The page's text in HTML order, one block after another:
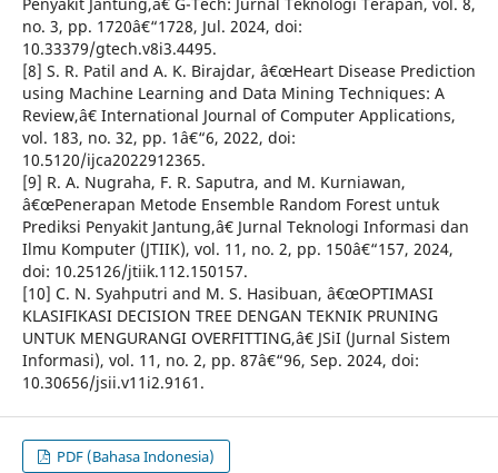
no. 3, pp. 1720â€“1728, Jul. 2024, doi:
10.33379/gtech.v8i3.4495.
[8] S. R. Patil and A. K. Birajdar, â€œHeart Disease Prediction
using Machine Learning and Data Mining Techniques: A
Review,â€ International Journal of Computer Applications,
vol. 183, no. 32, pp. 1â€“6, 2022, doi:
10.5120/ijca2022912365.
[9] R. A. Nugraha, F. R. Saputra, and M. Kurniawan,
â€œPenerapan Metode Ensemble Random Forest untuk
Prediksi Penyakit Jantung,â€ Jurnal Teknologi Informasi dan
Ilmu Komputer (JTIIK), vol. 11, no. 2, pp. 150â€“157, 2024,
doi: 10.25126/jtiik.112.150157.
[10] C. N. Syahputri and M. S. Hasibuan, â€œOPTIMASI
KLASIFIKASI DECISION TREE DENGAN TEKNIK PRUNING
UNTUK MENGURANGI OVERFITTING,â€ JSiI (Jurnal Sistem
Informasi), vol. 11, no. 2, pp. 87â€“96, Sep. 2024, doi:
10.30656/jsii.v11i2.9161.
PDF (Bahasa Indonesia)